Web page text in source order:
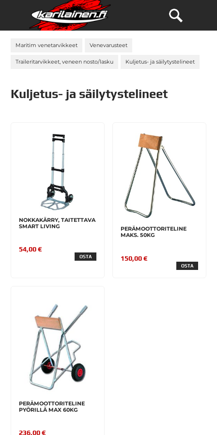
Maritim venetarvikkeet Venevarusteet
Traileritarvikkeet, veneen nosto/lasku Kuljetus- ja säilytystelineet
Kuljetus- ja säilytystelineet
NOKKAKÄRRY, TAITETTAVA
SMART LIVING
54,00 €
OSTA
PERÄMOOTTORITELINE
MAKS. 50KG
150,00 €
OSTA
PERÄMOOTTORITELINE
PYÖRILLÄ MAX 60KG
236,00 €